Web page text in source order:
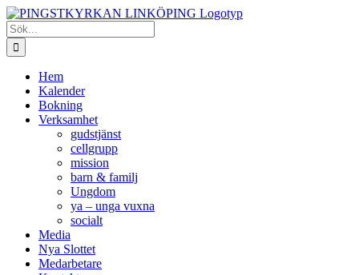
Fortsätt
till
innehållet
Sök
efter:
Hem
Kalender
Bokning
Verksamhet
gudstjänst
cellgrupp
mission
barn & familj
Ungdom
ya – unga vuxna
socialt
Media
Nya Slottet
Medarbetare